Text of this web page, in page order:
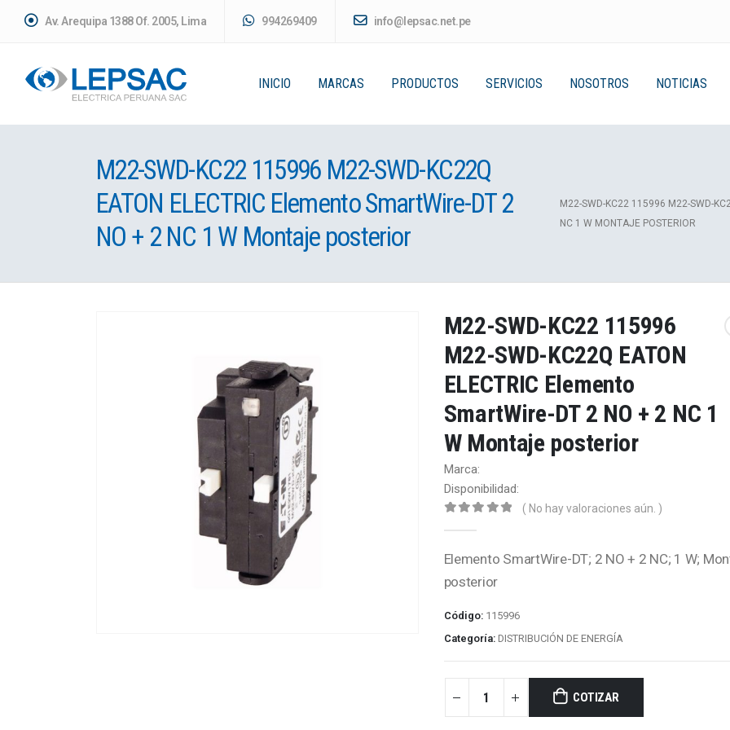
Av. Arequipa 1388 Of. 2005, Lima 994269409 info@lepsac.net.pe
INICIO MARCAS PRODUCTOS SERVICIOS NOSOTROS NOTICIAS
M22-SWD-KC22 115996 M22-SWD-KC22Q
EATON ELECTRIC Elemento SmartWire-DT 2
NO + 2 NC 1 W Montaje posterior
M22-SWD-KC22 115996 M22-SWD-
NC 1 W MONTAJE POSTERIOR
M22-SWD-KC22 115996
M22-SWD-KC22Q EATON
ELECTRIC Elemento
SmartWire-DT 2 NO + 2 NC 1
W Montaje posterior
Marca:
Disponibilidad:
( No hay valoraciones aún. )
Elemento SmartWire-DT; 2 NO + 2 NC; 1 W;
posterior
Código: 115996
Categoría: DISTRIBUCIÓN DE ENERGÍA
COTIZAR